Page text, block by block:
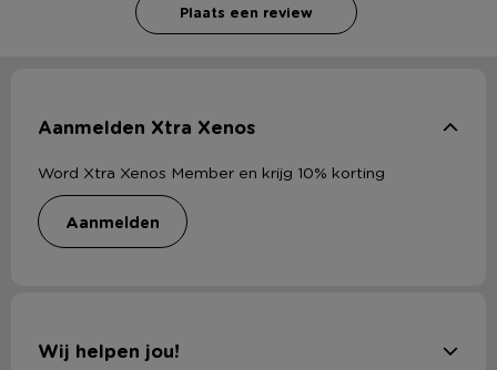
Plaats een review
Aanmelden Xtra Xenos
Word Xtra Xenos Member en krijg 10% korting
aanmelden
Wij helpen jou!